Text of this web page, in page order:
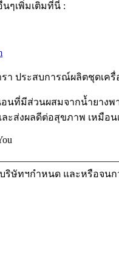
ๆเพิ่มเติมที่นี่ :
ารา ประสบการณ์ผลิตชุด
นอนที่มีส่วนผสมจากน้ำย
ะส่งผลดีต่อสุขภาพ เหมือ
ริษัทฯกำหนด และหรือจน